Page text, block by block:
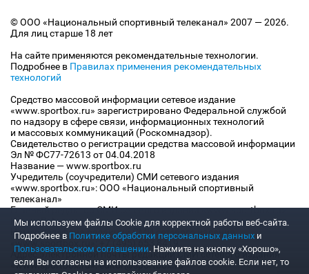
© ООО «Национальный спортивный телеканал» 2007 — 2026.
Для лиц старше 18 лет
На сайте применяются рекомендательные технологии.
Подробнее в Правилах применения рекомендательных
технологий
Средство массовой информации сетевое издание
«www.sportbox.ru» зарегистрировано Федеральной службой
по надзору в сфере связи, информационных технологий
и массовых коммуникаций (Роскомнадзор).
Свидетельство о регистрации средства массовой информации
Эл № ФС77-72613 от 04.04.2018
Название — www.sportbox.ru
Учредитель (соучредители) СМИ сетевого издания
«www.sportbox.ru»: ООО «Национальный спортивный
телеканал»
Главный редактор СМИ сетевого издания «www.sportbox.ru»:
Конов В.А.
Номер телефона редакции СМИ сетевого издания
«www.sportbox.ru»: +7 (495) 653 8419
Адрес электронной почты редакции СМИ сетевого издания
«www.sportbox.ru»: editor@sportbox.ru
Мы используем файлы Сookie для корректной работы веб-сайта.
Подробнее в Политике обработки персональных данных и
Пользовательском соглашении. Нажмите на кнопку «Хорошо»,
если Вы согласны на использование файлов cookie. Если нет, то